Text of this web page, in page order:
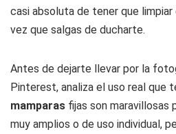
casi absoluta de tener que
vez que salgas de ducharte.
Antes de dejarte llevar por la
Pinterest, analiza el uso real que
mamparas fijas son maravillosas
muy amplios o de uso individual,